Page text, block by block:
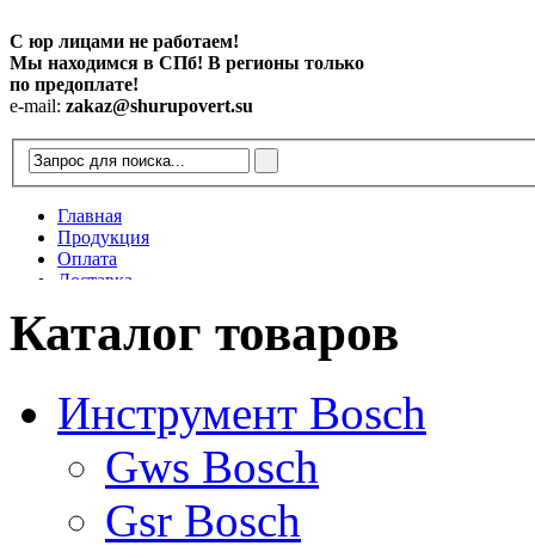
С юр лицами не работаем!
Мы находимся в СПб! В регионы только
по предоплате!
e-mail: zakaz@shurupovert.su
Главная
Продукция
Оплата
Доставка
Статьи
Каталог товаров
Инструмент Bosch
Gws Bosch
Gsr Bosch